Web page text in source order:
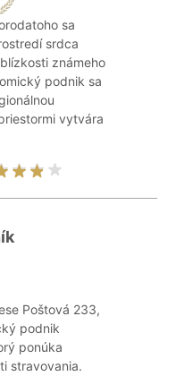
sa
srdca
známeho
podnik sa
vytvára
Poštová 233,
podnik
ponúka
stravovania.